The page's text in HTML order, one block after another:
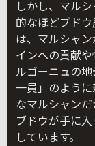
しかし、マル
的なほどブド
は、マルシャ
インへの貢献
ルゴーニュの
一員」のよう
なマルシャン
ブドウが手に
しています。